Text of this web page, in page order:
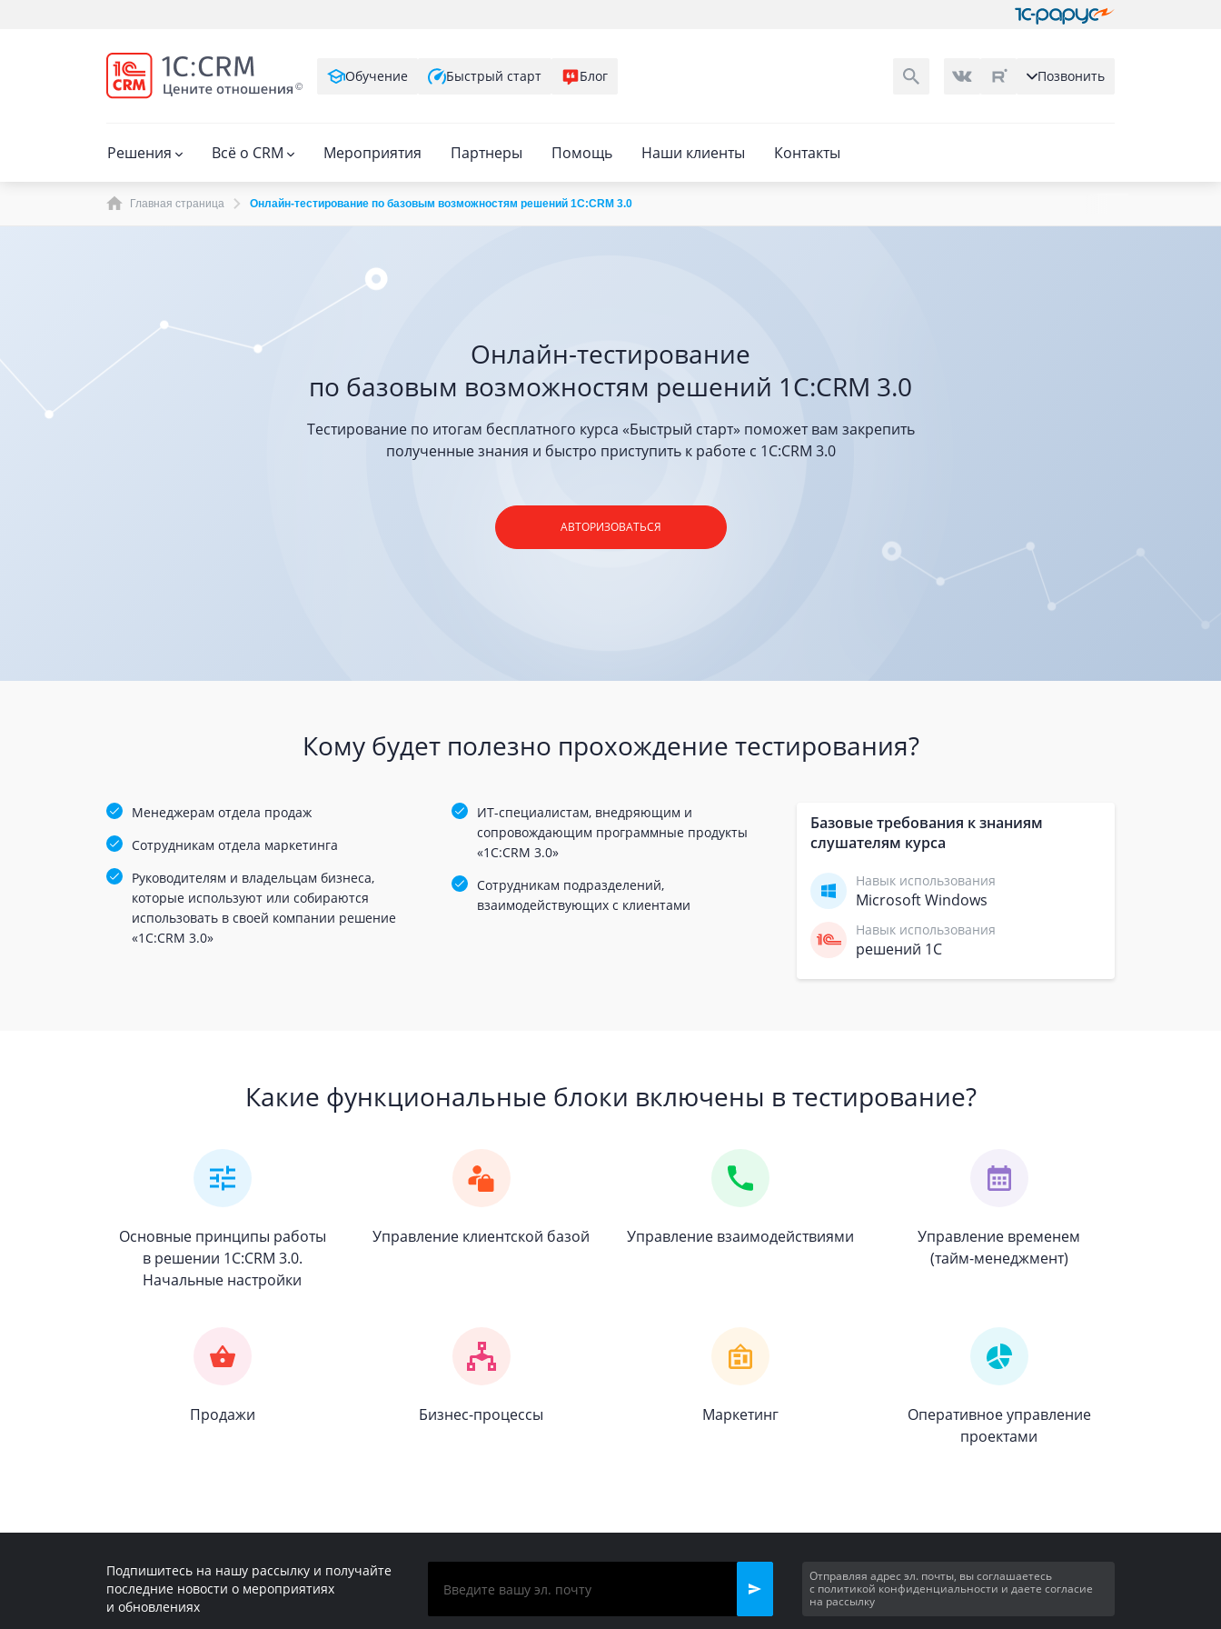
Обучение Быстрый старт Блог Позвонить
Решения Всё о CRM Мероприятия Партнеры Помощь Наши клиенты Контакты
Главная страница Онлайн-тестирование по базовым возможностям решений 1C:CRM 3.0
Онлайн-тестирование
по базовым возможностям решений 1C:CRM 3.0
Тестирование по итогам бесплатного курса «Быстрый старт» поможет вам закрепить
полученные знания и быстро приступить к работе с 1С:CRM 3.0
АВТОРИЗОВАТЬСЯ
Кому будет полезно прохождение тестирования?
Менеджерам отдела продаж
Сотрудникам отдела маркетинга
Руководителям и владельцам бизнеса,
которые используют или собираются
использовать в своей компании решение
«1С:CRM 3.0»
ИТ-специалистам, внедряющим и
сопровождающим программные продукты
«1С:CRM 3.0»
Сотрудникам подразделений,
взаимодействующих с клиентами
Базовые требования к знаниям
слушателям курса
Навык использования
Microsoft Windows
Навык использования
решений 1С
Какие функциональные блоки включены в тестирование?
Основные принципы работы
в решении 1С:CRM 3.0.
Начальные настройки
Управление клиентской базой Управление взаимодействиями
Управление временем
(тайм-менеджмент)
Продажи Бизнес-процессы Маркетинг
Оперативное управление
проектами
Подпишитесь на нашу рассылку и получайте
последние новости о мероприятиях
и обновлениях
Отправляя адрес эл. почты, вы соглашаетесь
с политикой конфиденциальности и даете согласие
на рассылку